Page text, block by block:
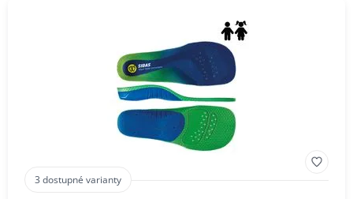
3 dostupné varianty